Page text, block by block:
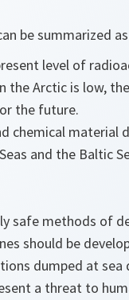
be summarized
level of
the Arctic is low,
the future.
chemical material
and the Baltic
safe methods of
should be
dumped at
a threat to